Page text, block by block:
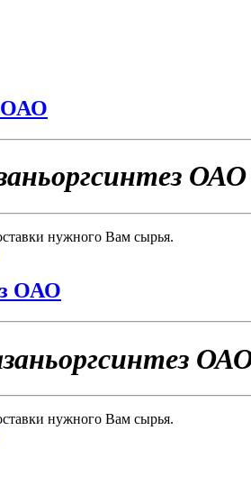
ОАО
ОАО
нужного Вам сырья.
ОАО
нужного Вам сырья.